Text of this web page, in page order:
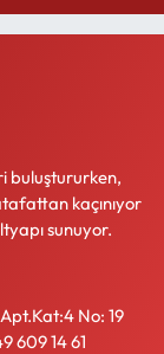
buluştururken,
kaçınıyor
sunuyor.
No: 19
609 14 61